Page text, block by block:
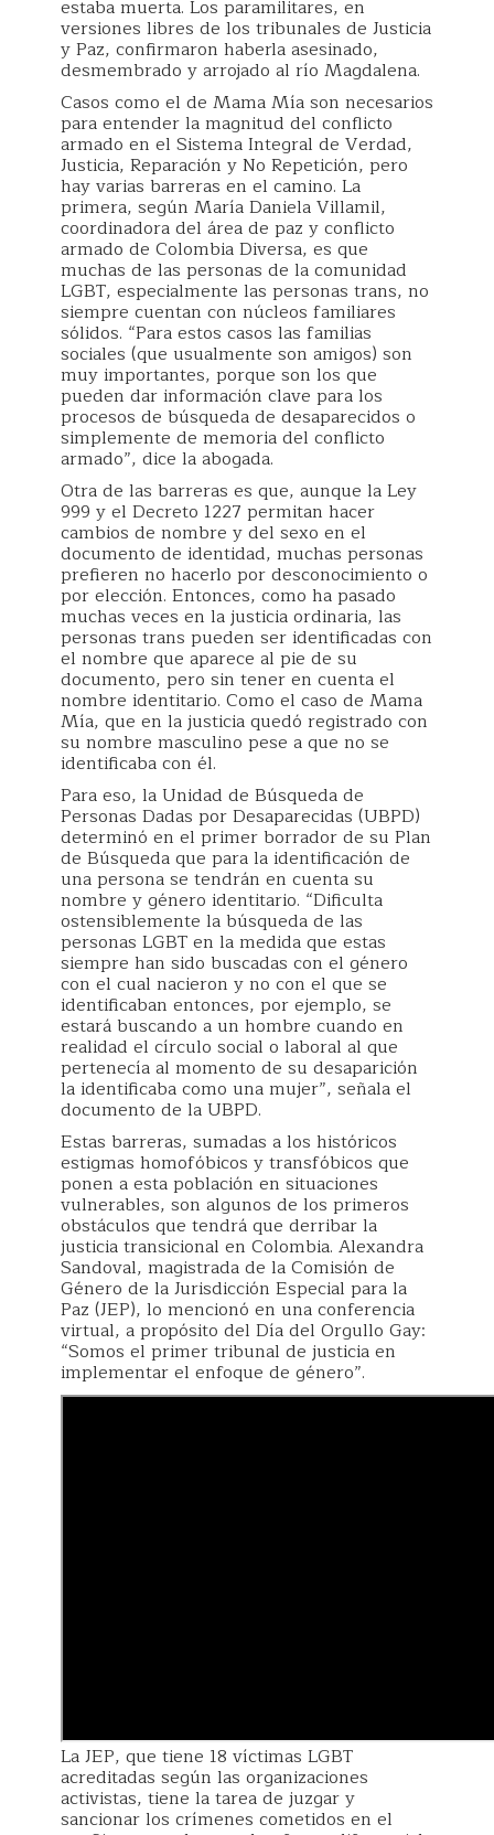
estaba muerta. Los paramilitares, en
versiones libres de los tribunales de Justicia
y Paz, confirmaron haberla asesinado,
desmembrado y arrojado al río Magdalena.
Casos como el de Mama Mía son necesarios
para entender la magnitud del conflicto
armado en el Sistema Integral de Verdad,
Justicia, Reparación y No Repetición, pero
hay varias barreras en el camino. La
primera, según María Daniela Villamil,
coordinadora del área de paz y conflicto
armado de Colombia Diversa, es que
muchas de las personas de la comunidad
LGBT, especialmente las personas trans, no
siempre cuentan con núcleos familiares
sólidos. “Para estos casos las familias
sociales (que usualmente son amigos) son
muy importantes, porque son los que
pueden dar información clave para los
procesos de búsqueda de desaparecidos o
simplemente de memoria del conflicto
armado”, dice la abogada.
Otra de las barreras es que, aunque la Ley
999 y el Decreto 1227 permitan hacer
cambios de nombre y del sexo en el
documento de identidad, muchas personas
prefieren no hacerlo por desconocimiento o
por elección. Entonces, como ha pasado
muchas veces en la justicia ordinaria, las
personas trans pueden ser identificadas con
el nombre que aparece al pie de su
documento, pero sin tener en cuenta el
nombre identitario. Como el caso de Mama
Mía, que en la justicia quedó registrado con
su nombre masculino pese a que no se
identificaba con él.
Para eso, la Unidad de Búsqueda de
Personas Dadas por Desaparecidas (UBPD)
determinó en el primer borrador de su Plan
de Búsqueda que para la identificación de
una persona se tendrán en cuenta su
nombre y género identitario. “Dificulta
ostensiblemente la búsqueda de las
personas LGBT en la medida que estas
siempre han sido buscadas con el género
con el cual nacieron y no con el que se
identificaban entonces, por ejemplo, se
estará buscando a un hombre cuando en
realidad el círculo social o laboral al que
pertenecía al momento de su desaparición
la identificaba como una mujer”, señala el
documento de la UBPD.
Estas barreras, sumadas a los históricos
estigmas homofóbicos y transfóbicos que
ponen a esta población en situaciones
vulnerables, son algunos de los primeros
obstáculos que tendrá que derribar la
justicia transicional en Colombia. Alexandra
Sandoval, magistrada de la Comisión de
Género de la Jurisdicción Especial para la
Paz (JEP), lo mencionó en una conferencia
virtual, a propósito del Día del Orgullo Gay:
“Somos el primer tribunal de justicia en
implementar el enfoque de género”.
La JEP, que tiene 18 víctimas LGBT
acreditadas según las organizaciones
activistas, tiene la tarea de juzgar y
sancionar los crímenes cometidos en el